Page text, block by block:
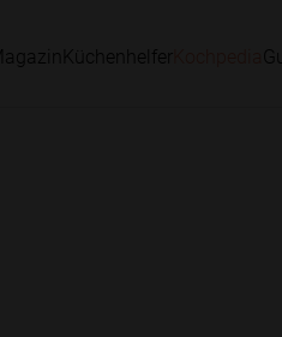
Küchenhelfer